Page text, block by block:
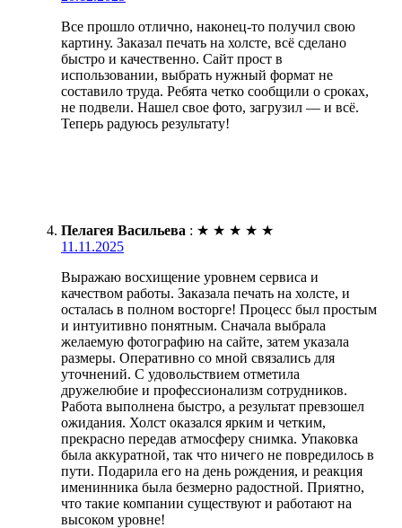
Все прошло отлично, наконец-то получил свою
картину. Заказал печать на холсте, всё сделано
быстро и качественно. Сайт прост в
использовании, выбрать нужный формат не
составило труда. Ребята четко сообщили о сроках,
не подвели. Нашел свое фото, загрузил — и всё.
Теперь радуюсь результату!
Пелагея Васильева : ★ ★ ★ ★ ★
11.11.2025
Выражаю восхищение уровнем сервиса и
качеством работы. Заказала печать на холсте, и
осталась в полном восторге! Процесс был простым
и интуитивно понятным. Сначала выбрала
желаемую фотографию на сайте, затем указала
размеры. Оперативно со мной связались для
уточнений. С удовольствием отметила
дружелюбие и профессионализм сотрудников.
Работа выполнена быстро, а результат превзошел
ожидания. Холст оказался ярким и четким,
прекрасно передав атмосферу снимка. Упаковка
была аккуратной, так что ничего не повредилось в
пути. Подарила его на день рождения, и реакция
именинника была безмерно радостной. Приятно,
что такие компании существуют и работают на
высоком уровне!